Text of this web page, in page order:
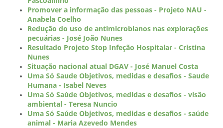
Promover a informação das pessoas - Projeto NAU -
Anabela Coelho
Redução do uso de antimicrobianos nas explorações
pecuárias - José João Nunes
Resultado Projeto Stop Infeção Hospitalar - Cristina
Nunes
Situação nacional atual DGAV - José Manuel Costa
Uma Só Saude Objetivos, medidas e desafios - Saude
Humana - Isabel Neves
Uma Só Saúde Objetivos, medidas e desafios - visão
ambiental - Teresa Nuncio
Uma Só Saúde Objetivos, medidas e desafios - saúde
animal - Maria Azevedo Mendes